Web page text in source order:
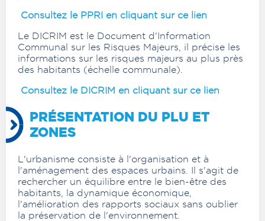
Consultez le PPRI en cliquant sur ce lien
Le DICRIM est le Document d'Information
Communal sur les Risques Majeurs, il précise les
informations sur les risques majeurs au plus près
des habitants (échelle communale).
Consultez le DICRIM en cliquant sur ce lien
PRÉSENTATION DU PLU ET
ZONES
L'urbanisme consiste à l'organisation et à
l'aménagement des espaces urbains. Il s'agit de
rechercher un équilibre entre le bien-être des
habitants, la dynamique économique,
l'amélioration des rapports sociaux sans oublier
la préservation de l'environnement.